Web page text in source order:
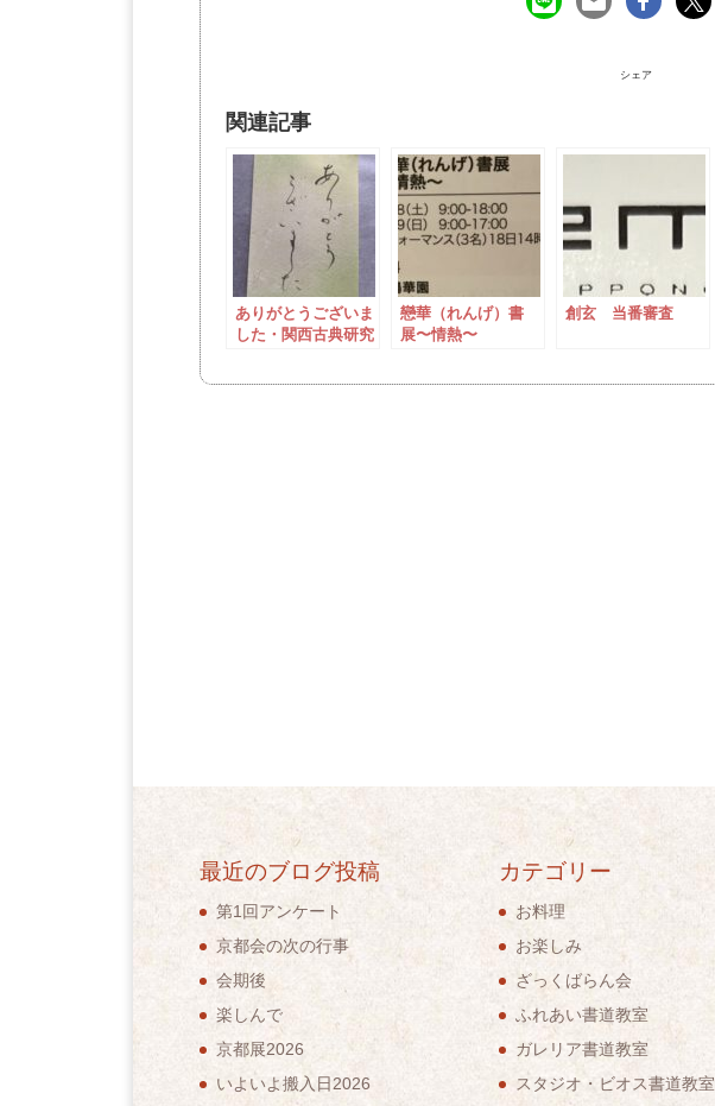
シェア
関連記事
ありがとうございま
した・関西古典研究
戀華（れんげ）書
展〜情熱〜
創玄 当番審査
最近のブログ投稿
第1回アンケート
京都会の次の行事
会期後
楽しんで
京都展2026
いよいよ搬入日2026
カテゴリー
お料理
お楽しみ
ざっくばらん会
ふれあい書道教室
ガレリア書道教室
スタジオ・ビオス書道教室